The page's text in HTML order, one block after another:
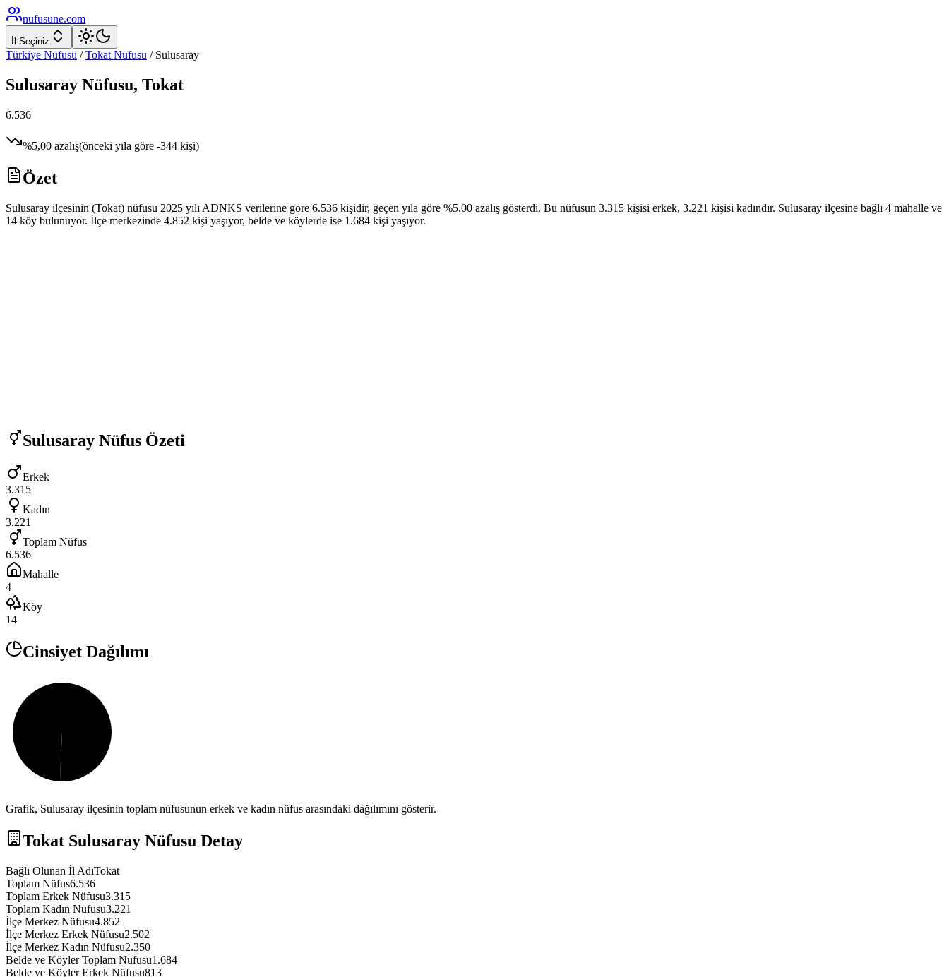
nufusune.com
İl Seçiniz
Türkiye Nüfusu / Tokat Nüfusu / Sulusaray
Sulusaray Nüfusu, Tokat
6.536
%5,00 azalış(önceki yıla göre -344 kişi)
Özet
Sulusaray ilçesinin (Tokat) nüfusu 2025 yılı ADNKS verilerine göre 6.536 kişidir, geçen yıla göre %5.00 azalış gösterdi. Bu nüfusun 3.315 kişisi erkek, 3.221 kişisi kadındır. Sulusaray ilçesine bağlı 4 mahalle ve
14 köy bulunuyor. İlçe merkezinde 4.852 kişi yaşıyor, belde ve köylerde ise 1.684 kişi yaşıyor.
Sulusaray Nüfus Özeti
Erkek
3.315
Kadın
3.221
Toplam Nüfus
6.536
Mahalle
4
Köy
14
Cinsiyet Dağılımı
Grafik, Sulusaray ilçesinin toplam nüfusunun erkek ve kadın nüfus arasındaki dağılımını gösterir.
Tokat Sulusaray Nüfusu Detay
Bağlı Olunan İl AdıTokat
Toplam Nüfus6.536
Toplam Erkek Nüfusu3.315
Toplam Kadın Nüfusu3.221
İlçe Merkez Nüfusu4.852
İlçe Merkez Erkek Nüfusu2.502
İlçe Merkez Kadın Nüfusu2.350
Belde ve Köyler Toplam Nüfusu1.684
Belde ve Köyler Erkek Nüfusu813